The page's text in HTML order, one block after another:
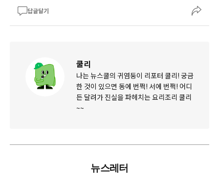
답글달기
쿨리
나는 뉴스쿨의 귀염둥이 리포터 쿨리! 궁금
한 것이 있으면 동에 번쩍! 서에 번쩍! 어디
든 달려가 진실을 파헤치는 요리조리 쿨리
~~
뉴스레터